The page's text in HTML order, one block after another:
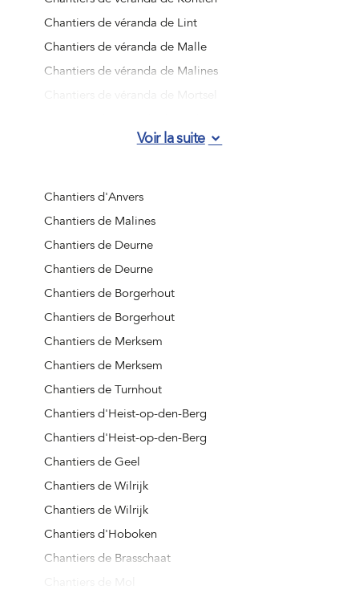
Chantiers de véranda de Lint
Chantiers de véranda de Malle
Chantiers de véranda de Malines
Chantiers de véranda de Ranst
Chantiers de véranda de Schelle
Chantiers de véranda de Schilde
Chantiers de véranda de Schoten
Chantiers de véranda de Stabroek
Chantiers de véranda de Wijnegem
Chantiers de véranda de Wommelgem
Chantiers de véranda de Wuustwezel
Chantiers de véranda de Zandhoven
Chantiers de véranda de Zoersel
Chantiers de véranda de Zwijndrecht
Chantiers de véranda de Turnhout
Chantiers de véranda d'Arendonk
Chantiers de véranda de Baarle-Hertog
Chantiers de véranda de Beerse
Chantiers de véranda de Dessel
Chantiers de véranda de Geel
Voir la suite
Chantiers d'Anvers
Chantiers de Malines
Chantiers de Deurne
Chantiers de Deurne
Chantiers de Borgerhout
Chantiers de Borgerhout
Chantiers de Merksem
Chantiers de Merksem
Chantiers de Turnhout
Chantiers d'Heist-op-den-Berg
Chantiers d'Heist-op-den-Berg
Chantiers de Geel
Chantiers de Wilrijk
Chantiers de Wilrijk
Chantiers d'Hoboken
Chantiers de Brasschaat